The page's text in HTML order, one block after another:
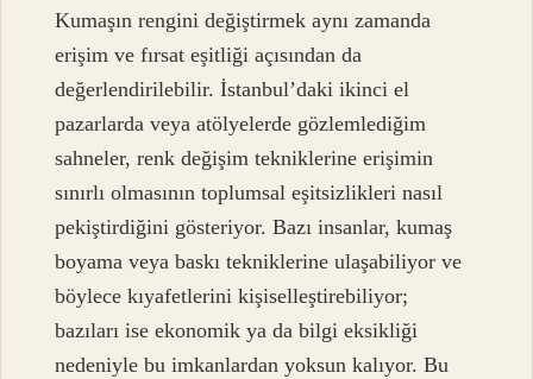
Kumaşın rengini değiştirmek aynı zamanda
erişim ve fırsat eşitliği açısından da
değerlendirilebilir. İstanbul’daki ikinci el
pazarlarda veya atölyelerde gözlemlediğim
sahneler, renk değişim tekniklerine erişimin
sınırlı olmasının toplumsal eşitsizlikleri nasıl
pekiştirdiğini gösteriyor. Bazı insanlar, kumaş
boyama veya baskı tekniklerine ulaşabiliyor ve
böylece kıyafetlerini kişiselleştirebiliyor;
bazıları ise ekonomik ya da bilgi eksikliği
nedeniyle bu imkanlardan yoksun kalıyor. Bu